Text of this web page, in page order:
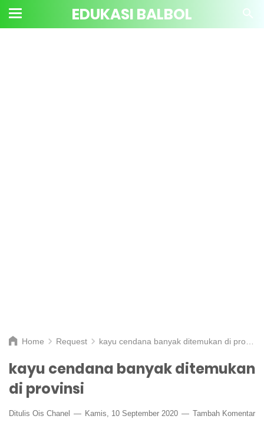
EDUKASI BALBOL
Home Request kayu cendana banyak ditemukan di provinsi
kayu cendana banyak ditemukan
di provinsi
Ditulis Ois Chanel Kamis, 10 September 2020 Tambah Komentar